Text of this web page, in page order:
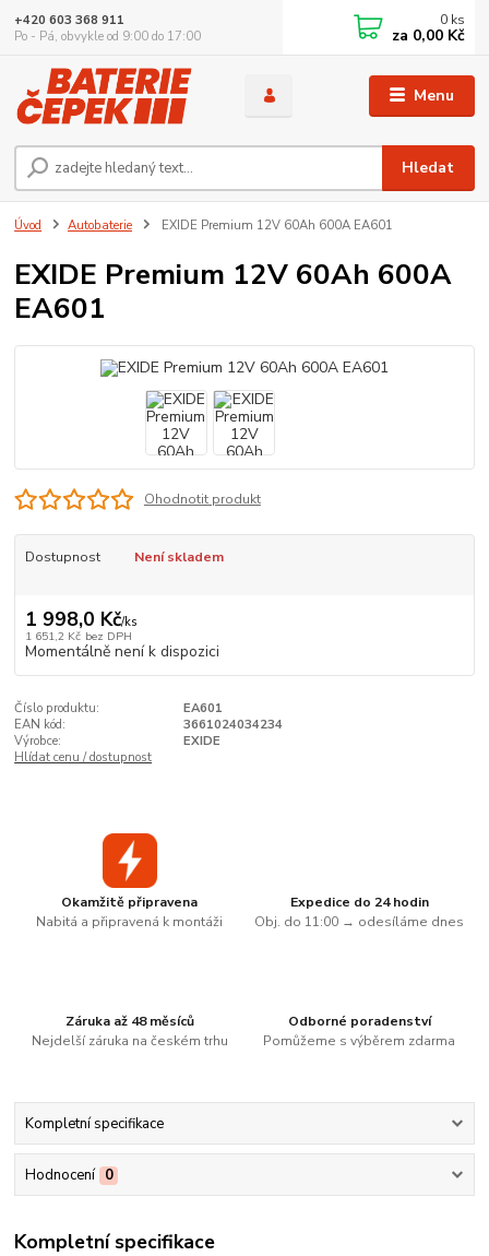
Menu
Hledat
+420 603 368 911
Po - Pá, obvykle od 9:00 do 17:00
0 ks
za 0,00 Kč
Úvod Autobaterie EXIDE Premium 12V 60Ah 600A EA601
EXIDE Premium 12V 60Ah 600A
EA601
Ohodnotit produkt
Dostupnost Není skladem
1 998,0 Kč/ks
1 651,2 Kč bez DPH
Momentálně není k dispozici
Číslo produktu:
EA601
EAN kód:
3661024034234
Výrobce:
EXIDE
Hlídat cenu / dostupnost
Okamžitě připravena
Nabitá a připravená k montáži
Expedice do 24 hodin
Obj. do 11:00 → odesíláme dnes
Záruka až 48 měsíců
Nejdelší záruka na českém trhu
Odborné poradenství
Pomůžeme s výběrem zdarma
Kompletní specifikace
Hodnocení 0
Kompletní specifikace